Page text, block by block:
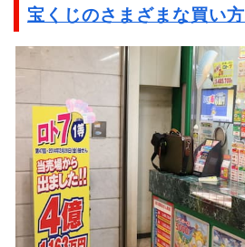
宝くじのさまざまな買い方